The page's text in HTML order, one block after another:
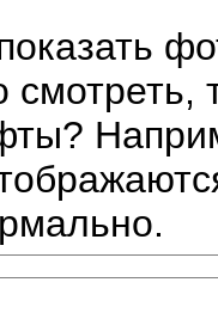
смотреть,